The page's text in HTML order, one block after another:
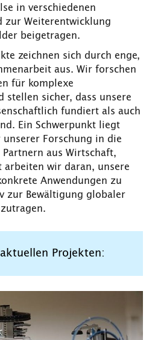
in verschiedenen
zur Weiterentwicklung
beigetragen.
zeichnen sich durch enge,
aus. Wir forschen
für komplexe
stellen sicher, dass unsere
fundiert als auch
Ein Schwerpunkt liegt
Forschung in die
aus Wirtschaft,
arbeiten wir daran, unsere
Anwendungen zu
zur Bewältigung globaler
Projekten: